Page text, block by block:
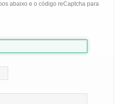
abaixo e o código reCaptcha para